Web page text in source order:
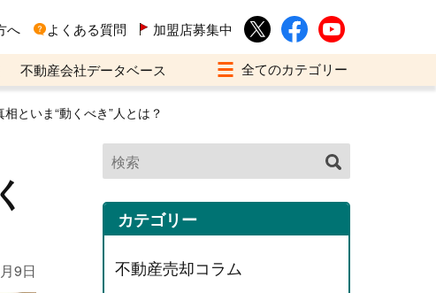
へ よくある質問 加盟店募集中
不動産会社データベース
といま“動くべき”人とは？
9日
カテゴリー
不動産売却コラム